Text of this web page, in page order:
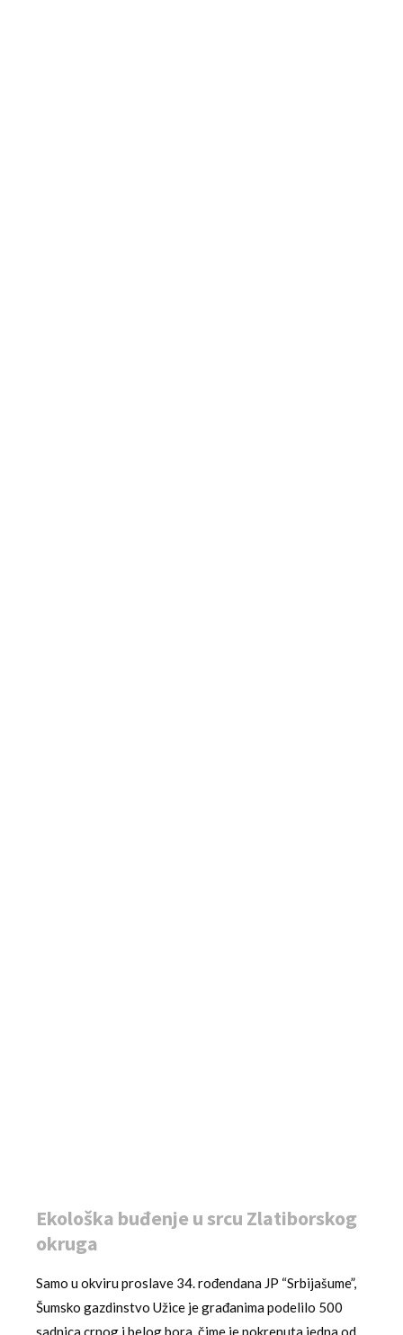
Ekološka buđenje u srcu Zlatiborskog
okruga
Samo u okviru proslave 34. rođendana JP “Srbijašume”,
Šumsko gazdinstvo Užice je građanima podelilo 500
sadnica crnog i belog bora, čime je pokrenuta jedna od